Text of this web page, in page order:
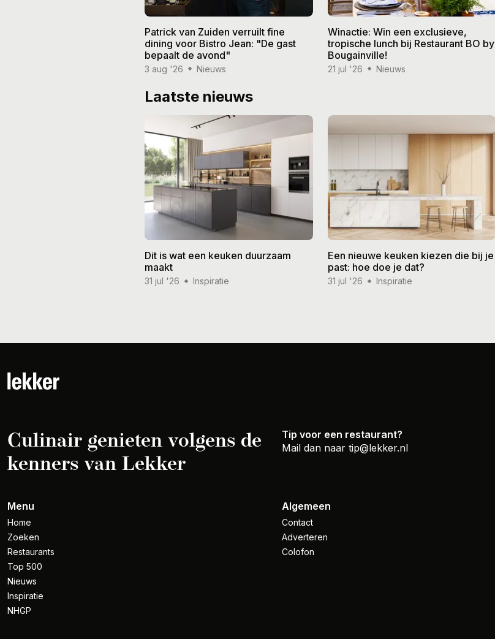
Patrick van Zuiden verruilt fine
dining voor Bistro Jean: "De gast
bepaalt de avond"
3 aug '26 Nieuws
Winactie: Win een exclusieve,
tropische lunch bij Restaurant BO by
Bougainville!
21 jul '26 Nieuws
Laatste nieuws
Dit is wat een keuken duurzaam
maakt
31 jul '26 Inspiratie
Een nieuwe keuken kiezen die bij je
past: hoe doe je dat?
31 jul '26 Inspiratie
Culinair genieten volgens de
kenners van Lekker
Tip voor een restaurant?
Mail dan naar tip@lekker.nl
Menu
Home
Zoeken
Restaurants
Top 500
Nieuws
Inspiratie
NHGP
Algemeen
Contact
Adverteren
Colofon